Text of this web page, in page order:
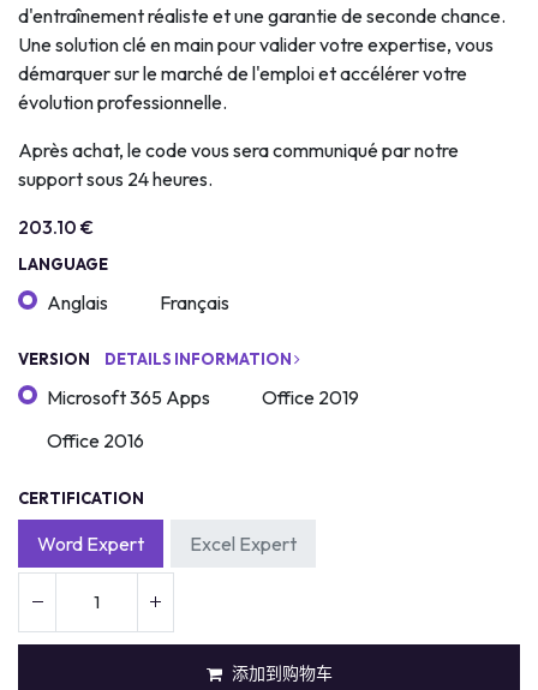
d'entraînement réaliste et une garantie de seconde chance.
Une solution clé en main pour valider votre expertise, vous
démarquer sur le marché de l'emploi et accélérer votre
évolution professionnelle.
Après achat, le code vous sera communiqué par notre
support sous 24 heures.
203.10 €
LANGUAGE
Anglais Français
VERSION DETAILS INFORMATION
Microsoft 365 Apps
Office 2019
Office 2016
CERTIFICATION
Word Expert Excel Expert
添加到购物车